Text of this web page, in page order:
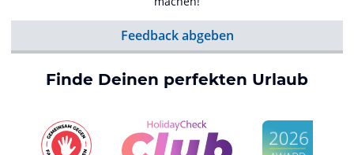
Feedback abgeben
Finde Deinen perfekten Urlaub